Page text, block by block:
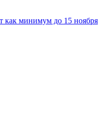
минимум до 15 ноября